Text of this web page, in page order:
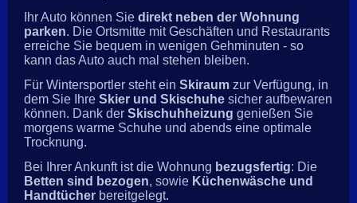
Ihr Auto können Sie direkt neben der Wohnung
parken. Die Ortsmitte mit Geschäften und Restaurants
erreiche Sie bequem in wenigen Gehminuten - so
kann das Auto auch mal stehen bleiben.
Für Wintersportler steht ein Skiraum zur Verfügung, in
dem Sie Ihre Skier und Skischuhe sicher aufbewaren
können. Dank der Skischuhheizung genießen Sie
morgens warme Schuhe und abends eine optimale
Trocknung.
Bei Ihrer Ankunft ist die Wohnung bezugsfertig: Die
Betten sind bezogen, sowie Küchenwäsche und
Handtücher bereitgelegt.